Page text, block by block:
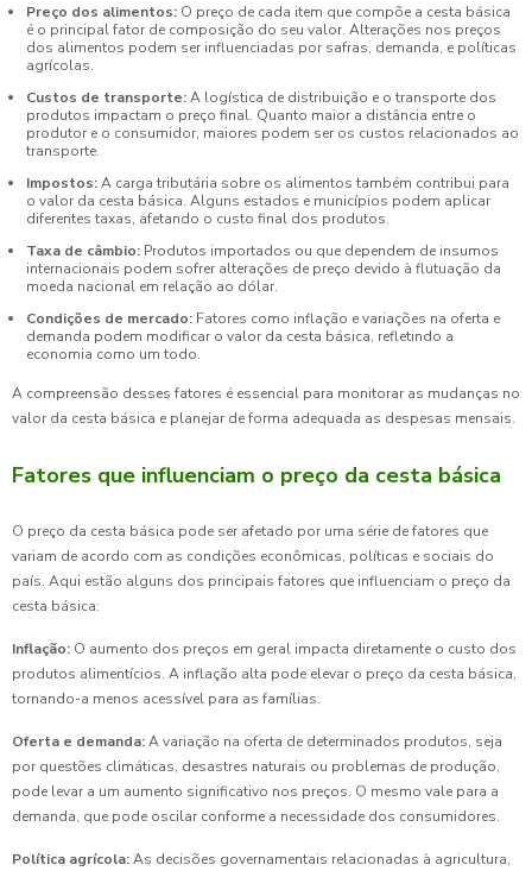
Preço dos alimentos: O preço de cada item que compõe a cesta básica
é o principal fator de composição do seu valor. Alterações nos preços
dos alimentos podem ser influenciadas por safras, demanda, e políticas
agrícolas.
Custos de transporte:A logística de distribuição e o transporte dos
produtos impactam o preço final. Quanto maior a distância entre o
produtor e o consumidor, maiores podem ser os custos relacionados ao
transporte.
Impostos:A carga tributária sobre os alimentos também contribui para
o valor da cesta básica. Alguns estados e municípios podem aplicar
diferentes taxas, afetando o custo final dos produtos.
Taxa de câmbio: Produtos importados ou que dependem de insumos
internacionais podem sofrer alterações de preço devido à flutuação da
moeda nacional em relação ao dólar.
Condições de mercado: Fatores como inflação e variações na oferta e
demanda podem modificar o valor da cesta básica, refletindo a
economia como um todo.
A compreensão desses fatores é essencial para monitorar as mudanças no
valor da cesta básica e planejar de forma adequada as despesas mensais.
Fatores que influenciam o preço da cesta básica
O preço da cesta básica pode ser afetado por uma série de fatores que
variam de acordo com as condições econômicas, políticas e sociais do
país. Aqui estão alguns dos principais fatores que influenciam o preço da
cesta básica:
Inflação: O aumento dos preços em geral impacta diretamente o custo dos
produtos alimentícios. A inflação alta pode elevar o preço da cesta básica,
tornando-a menos acessível para as famílias.
Oferta e demanda:A variação na oferta de determinados produtos, seja
por questões climáticas, desastres naturais ou problemas de produção,
pode levar a um aumento significativo nos preços. O mesmo vale para a
demanda, que pode oscilar conforme a necessidade dos consumidores.
Política agrícola:As decisões governamentais relacionadas à agricultura,